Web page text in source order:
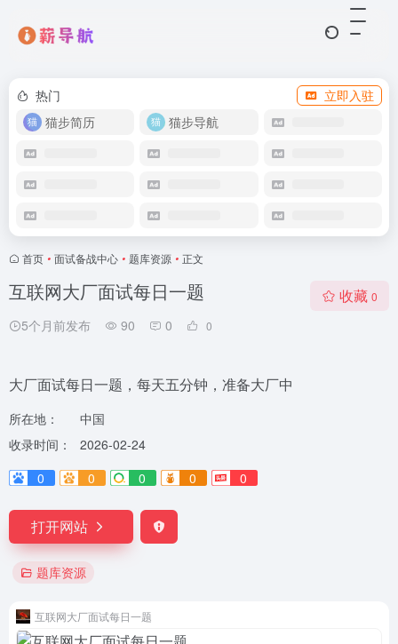
热门
立即入驻
猫步简历
猫步导航
首页 • 面试备战中心 • 题库资源 • 正文
互联网大厂面试每日一题
5个月前发布 90 0 0
收藏 0
大厂面试每日一题，每天五分钟，准备大厂中
所在地：
中国
收录时间：
2026-02-24
0
0 0 0 0
打开网站
题库资源
互联网大厂面试每日一题